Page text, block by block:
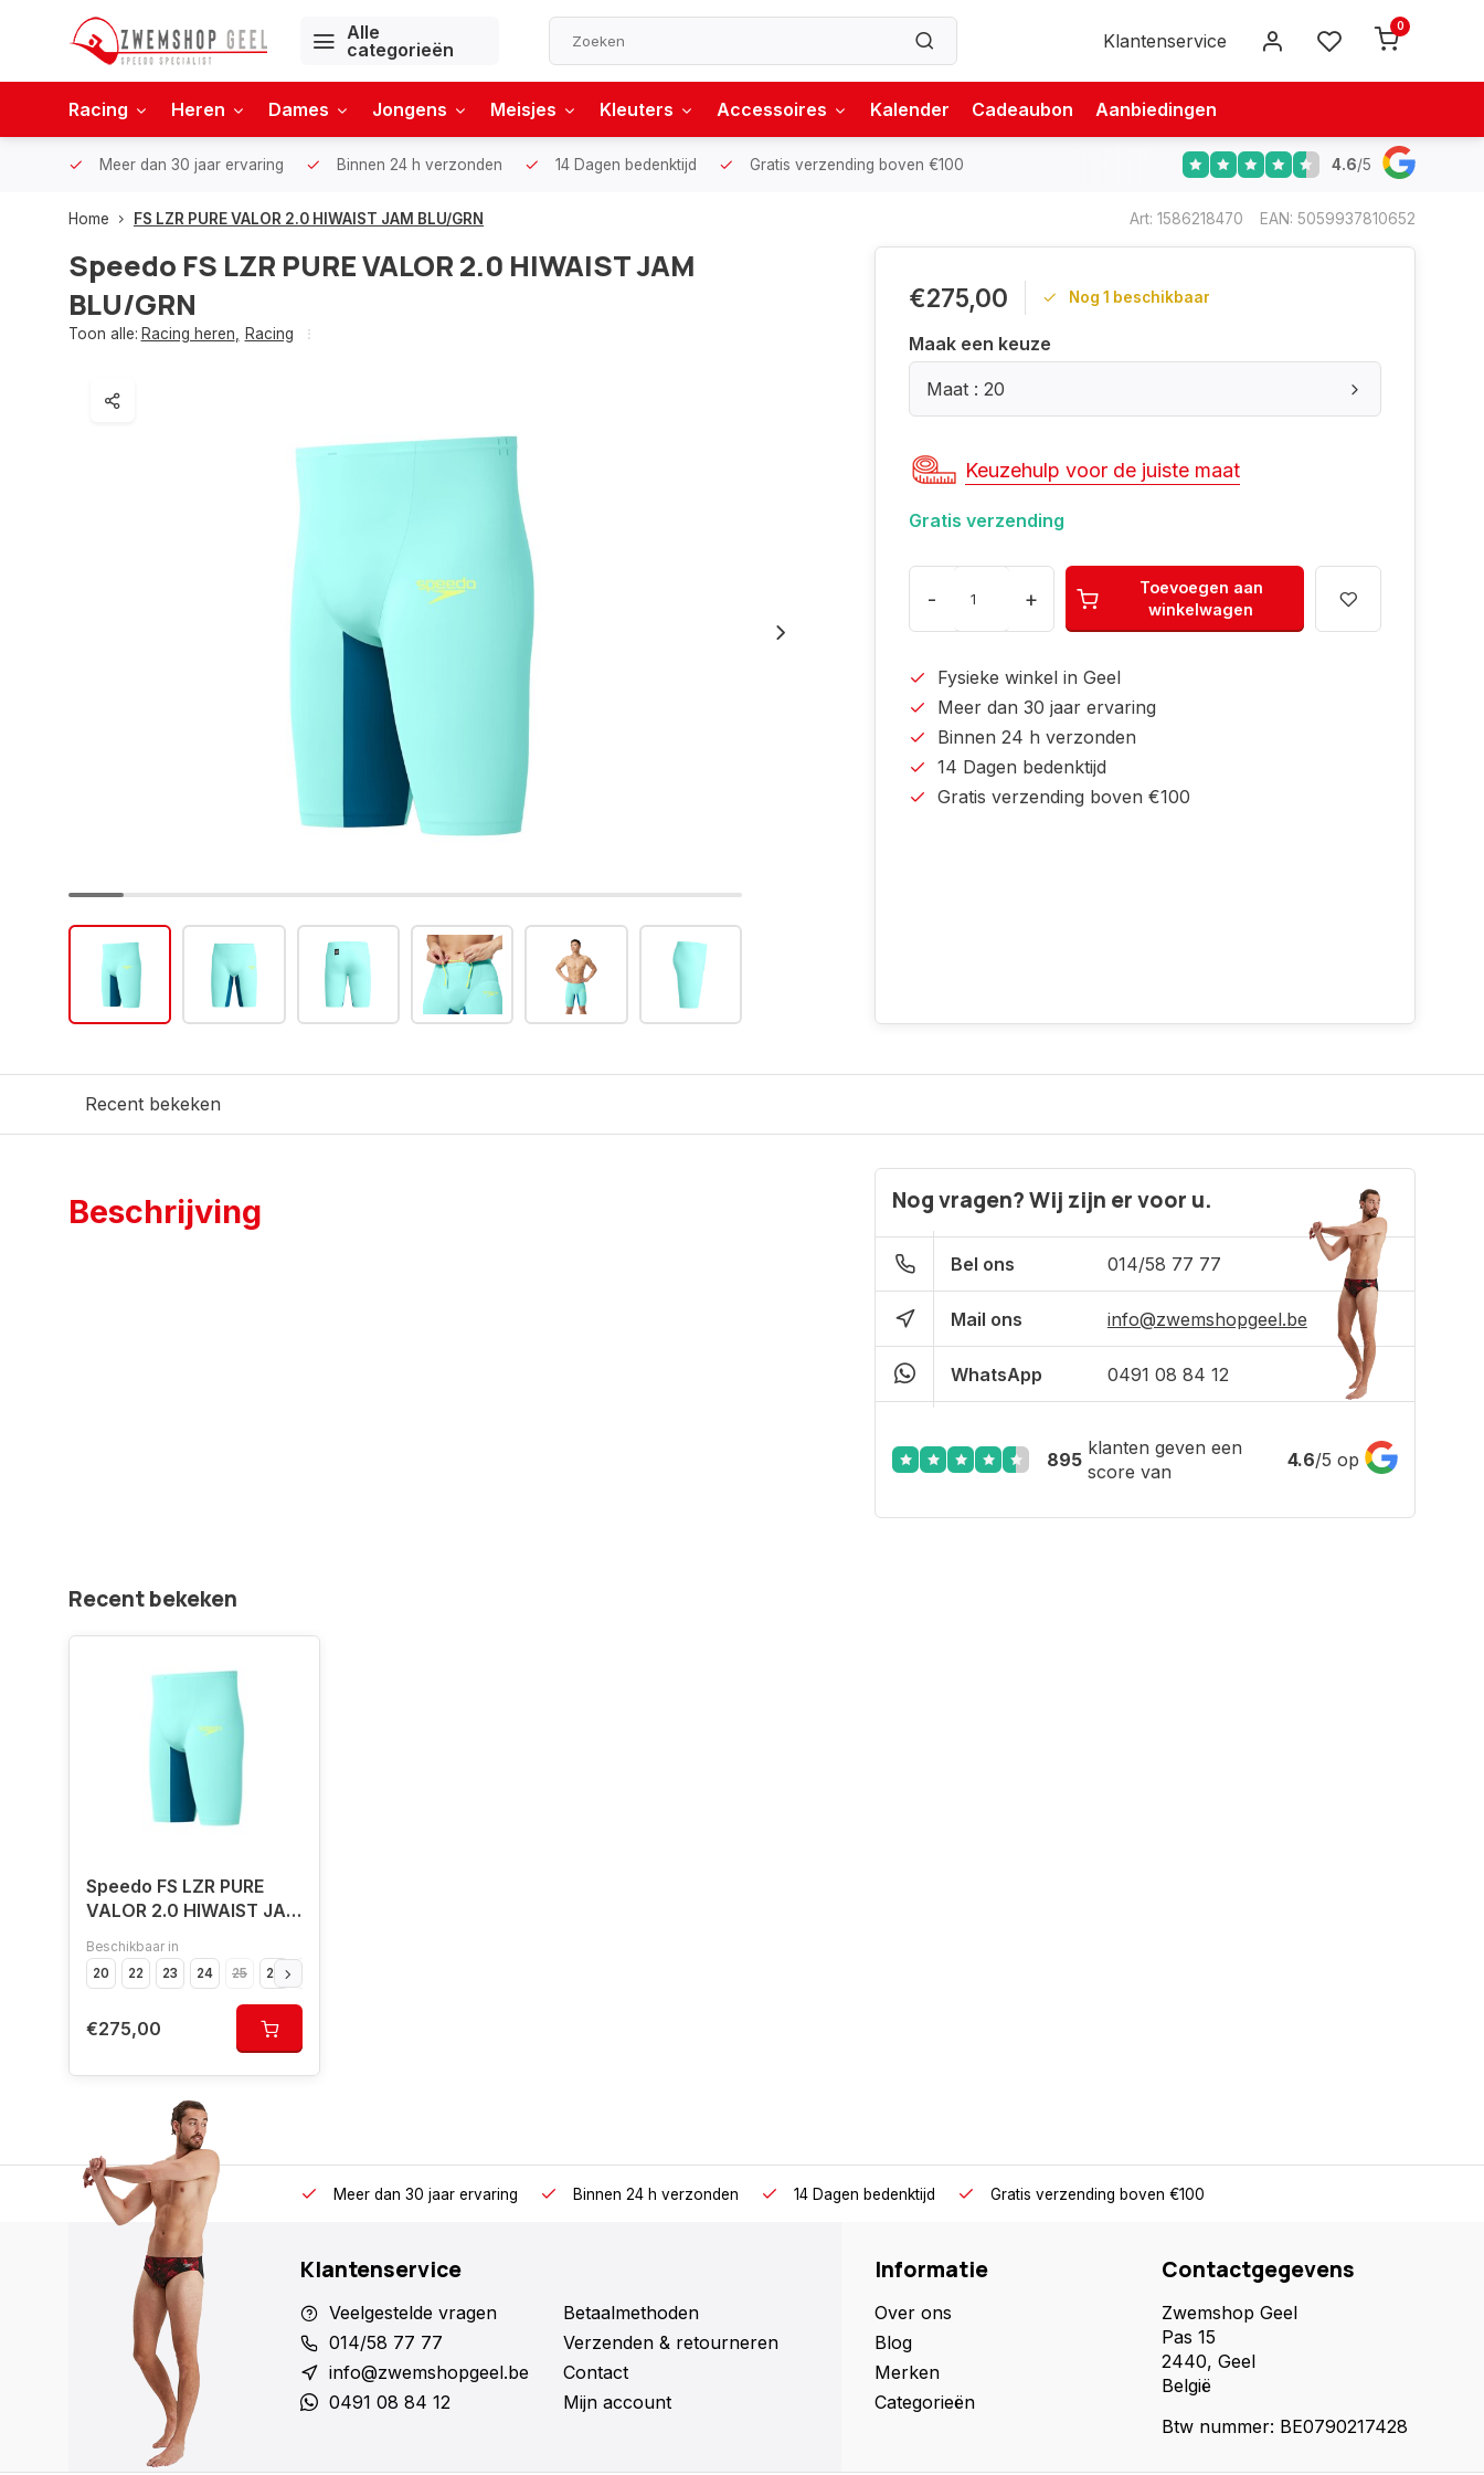
Alle
categorieën
Klantenservice
0
Racing Heren Dames Jongens Meisjes Kleuters Accessoires Kalender Cadeaubon Aanbiedingen
Meer dan 30 jaar ervaring Binnen 24 h verzonden 14 Dagen bedenktijd Gratis verzending boven €100 4.6/5
Home FS LZR PURE VALOR 2.0 HIWAIST JAM BLU/GRN Art: 1586218470 EAN: 5059937810652
Speedo FS LZR PURE VALOR 2.0 HIWAIST JAM
BLU/GRN
Toon alle: Racing heren Racing
€275,00 Nog 1 beschikbaar
Maak een keuze
Maat : 20
Keuzehulp voor de juiste maat
Gratis verzending
- +
Toevoegen aan
winkelwagen
Fysieke winkel in Geel
Meer dan 30 jaar ervaring
Binnen 24 h verzonden
14 Dagen bedenktijd
Gratis verzending boven €100
Recent bekeken
Beschrijving Nog vragen? Wij zijn er voor u.
Bel ons 014/58 77 77
Mail ons info@zwemshopgeel.be
WhatsApp 0491 08 84 12
895
klanten geven een
score van
4.6/5 op
Recent bekeken
Speedo FS LZR PURE
VALOR 2.0 HIWAIST JAM
Beschikbaar in
20
22 23 24 25 26
€275,00
Meer dan 30 jaar ervaring Binnen 24 h verzonden 14 Dagen bedenktijd Gratis verzending boven €100
Klantenservice
Veelgestelde vragen
014/58 77 77
info@zwemshopgeel.be
0491 08 84 12
Betaalmethoden
Verzenden & retourneren
Contact
Mijn account
Informatie
Over ons
Blog
Merken
Categorieën
Contactgegevens
Zwemshop Geel
Pas 15
2440, Geel
België
Btw nummer: BE0790217428